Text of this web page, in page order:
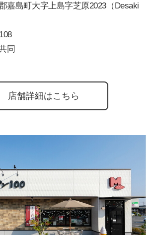
嘉島町大字上島字芝原2023（Desaki
同
店舗詳細はこちら